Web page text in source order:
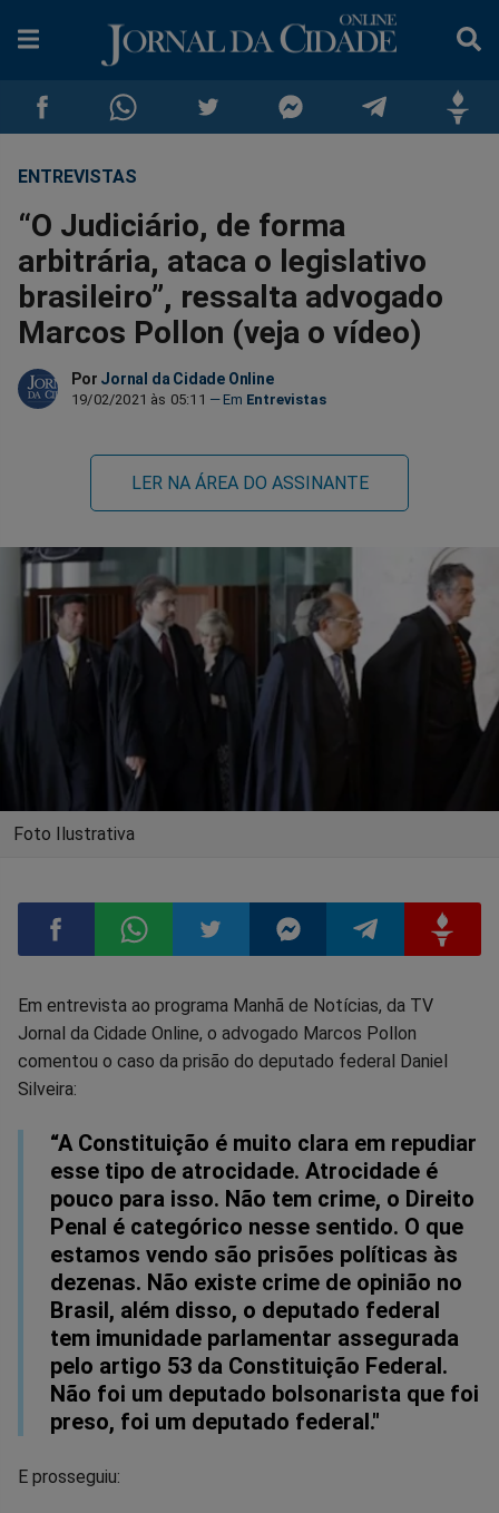
Compartilhar
no
Facebook
Compartilhar
no
Whatsapp
no
Twitter
no
Messenger
no
TelegramGettr
ENTREVISTAS
“O Judiciário, de forma
arbitrária, ataca o legislativo
brasileiro”, ressalta advogado
Marcos Pollon (veja o vídeo)
Por Jornal da Cidade Online
19/02/2021 às 05:11 Entrevistas
LER NA ÁREA DO ASSINANTE
Foto Ilustrativa
Compartilhar
no
Compartilhar
no
Compartilhar
no
Compartilhar
no
Compartilhar
no
no
Em entrevista ao programa Manhã de Notícias, da TV
Jornal da Cidade Online, o advogado Marcos Pollon
comentou o caso da prisão do deputado federal Daniel
Silveira:
“A Constituição é muito clara em repudiar
esse tipo de atrocidade. Atrocidade é
pouco para isso. Não tem crime, o Direito
Penal é categórico nesse sentido. O que
estamos vendo são prisões políticas às
dezenas. Não existe crime de opinião no
Brasil, além disso, o deputado federal
tem imunidade parlamentar assegurada
pelo artigo 53 da Constituição Federal.
Não foi um deputado bolsonarista que foi
preso, foi um deputado federal."
E prosseguiu: